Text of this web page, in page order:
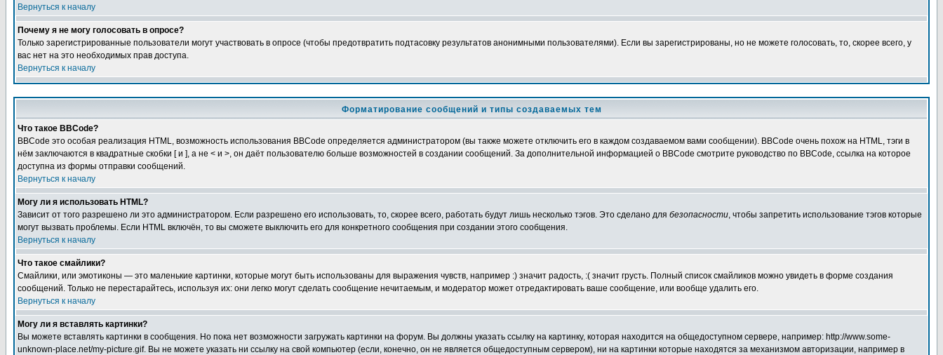
Вернуться к началу
Почему я не могу голосовать в опросе?
Только зарегистрированные пользователи могут участвовать в опросе (чтобы предотвратить подтасовку результатов анонимными пользователями). Если вы зарегистрированы, но не можете голосовать, то, скорее всего, у
вас нет на это необходимых прав доступа.
Вернуться к началу
Форматирование сообщений и типы создаваемых тем
Что такое BBCode?
BBCode это особая реализация HTML, возможность использования BBCode определяется администратором (вы также можете отключить его в каждом создаваемом вами сообщении). BBCode очень похож на HTML, тэги в
нём заключаются в квадратные скобки [ и ], а не < и >, он даёт пользователю больше возможностей в создании сообщений. За дополнительной информацией о BBCode смотрите руководство по BBCode, ссылка на которое
доступна из формы отправки сообщений.
Вернуться к началу
Могу ли я использовать HTML?
Зависит от того разрешено ли это администратором. Если разрешено его использовать, то, скорее всего, работать будут лишь несколько тэгов. Это сделано для безопасности, чтобы запретить использование тэгов которые
могут вызвать проблемы. Если HTML включён, то вы сможете выключить его для конкретного сообщения при создании этого сообщения.
Вернуться к началу
Что такое смайлики?
Смайлики, или эмотиконы — это маленькие картинки, которые могут быть использованы для выражения чувств, например :) значит радость, :( значит грусть. Полный список смайликов можно увидеть в форме создания
сообщений. Только не перестарайтесь, используя их: они легко могут сделать сообщение нечитаемым, и модератор может отредактировать ваше сообщение, или вообще удалить его.
Вернуться к началу
Могу ли я вставлять картинки?
Вы можете вставлять картинки в сообщения. Но пока нет возможности загружать картинки на форум. Вы должны указать ссылку на картинку, которая находится на общедоступном сервере, например: http://www.some-
unknown-place.net/my-picture.gif. Вы не можете указать ни ссылку на свой компьютер (если, конечно, он не является общедоступным сервером), ни на картинки которые находятся за механизмом авторизации, например в